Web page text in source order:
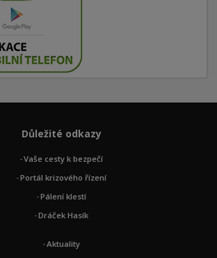
Důležité odkazy
Vaše cesty k bezpečí
Portál krizového řízení
Pálení klestí
Dráček Hasík
Aktuality